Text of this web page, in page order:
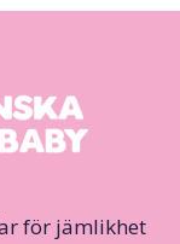
för jämlikhet